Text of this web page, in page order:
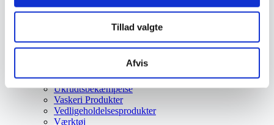
Tillad valgte
Afvis
Trafiksikkerhed
Afspærring
Trafikspejle
Vejmarkering
Vejmaling
Ukrudtsbekæmpelse
Vaskeri Produkter
Vedligeholdelsesprodukter
Værktøj